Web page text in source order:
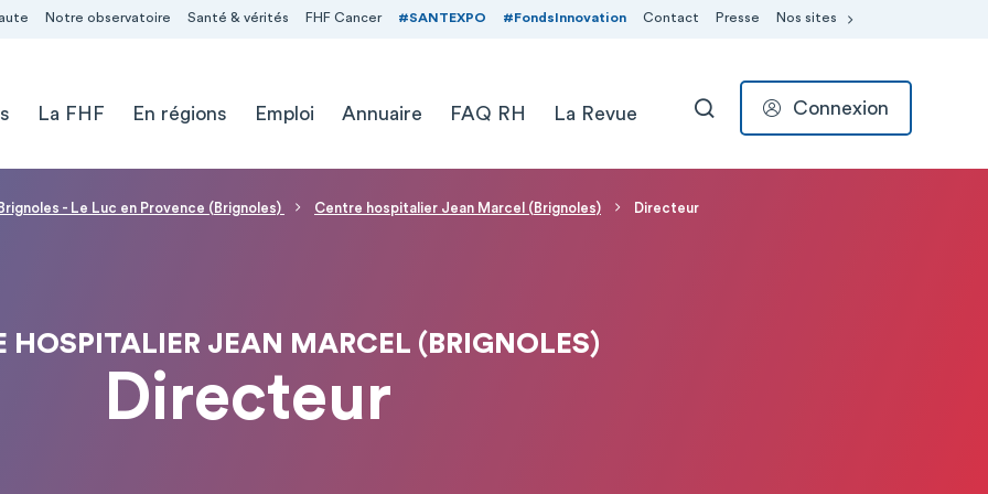
Notre observatoire Santé & vérités FHF Cancer #SANTEXPO #FondsInnovation Contact Presse Nos sites
La FHF En régions Emploi Annuaire FAQ RH La Revue RECHERCHER
Connexion
- Le Luc en Provence (Brignoles) Centre hospitalier Jean Marcel (Brignoles) Directeur
HOSPITALIER JEAN MARCEL (BRIGNOLES)
Directeur